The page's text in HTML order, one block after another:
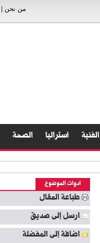
من نحن
الفنية أستراليا الصحة
أدوات الموضوع
طباعة المقال
ارسل إلى صديق
اضافة إلى المفضلة